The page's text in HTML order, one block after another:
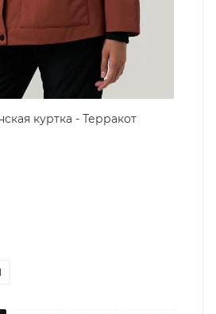
куртка - Терракот